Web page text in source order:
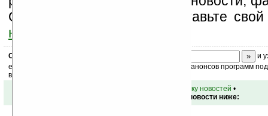
Оцените эту новость и оставьте
ниже на странице
Скоро
и
ежедневный или еженедельный дайджест новостей, анонсов программ
ваш почтовый ящик.
вернуться к списку новостей •
Обсуждение этой новости ниже: